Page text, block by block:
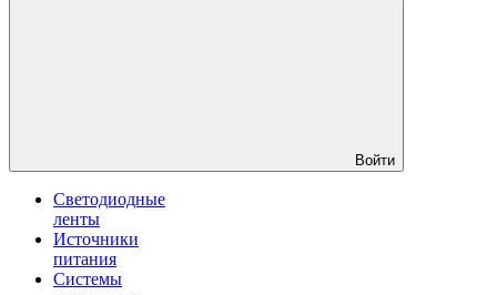
Войти
Светодиодные
ленты
Источники
питания
Системы